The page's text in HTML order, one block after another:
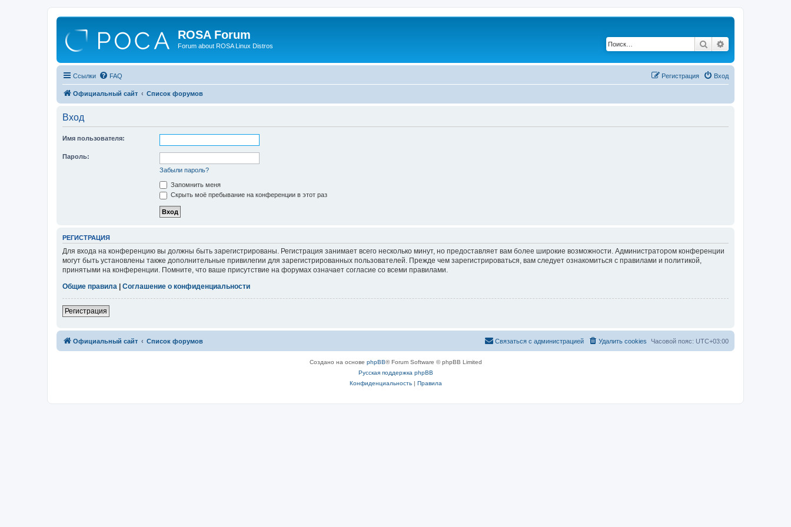
ROSA Forum
Forum about ROSA Linux Distros Поиск
Ссылки FAQ Вход
Регистрация
Официальный сайт Список форумов
Вход
Имя пользователя:
Пароль:
Забыли пароль?
Запомнить меня
Скрыть моё пребывание на конференции в этот раз
РЕГИСТРАЦИЯ
Для входа на конференцию вы должны быть зарегистрированы. Регистрация занимает всего несколько минут, но предоставляет вам более широкие возможности. Администратором конференции
могут быть установлены также дополнительные привилегии для зарегистрированных пользователей. Прежде чем зарегистрироваться, вам следует ознакомиться с правилами и политикой,
принятыми на конференции. Помните, что ваше присутствие на форумах означает согласие со всеми правилами.
Общие правила
Соглашение о конфиденциальности
Регистрация
Официальный сайт Список форумов Часовой пояс: UTC+03:00
Удалить cookies
Связаться с администрацией
Создано на основе phpBB® Forum Software © phpBB Limited
Русская поддержка phpBB
Конфиденциальность| Правила